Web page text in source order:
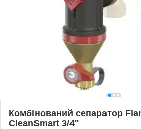
Комбінований сепаратор
CleanSmart 3/4''